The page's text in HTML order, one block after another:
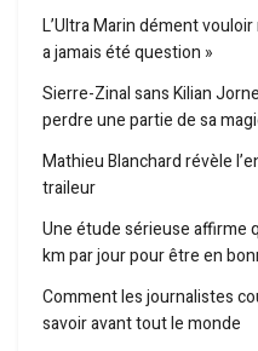
L’Ultra Marin dément
a jamais été question »
Sierre-Zinal sans Kilian
perdre une partie de sa
Mathieu Blanchard révèle
traileur
Une étude sérieuse affirme
km par jour pour être en
Comment les journalistes
savoir avant tout le monde